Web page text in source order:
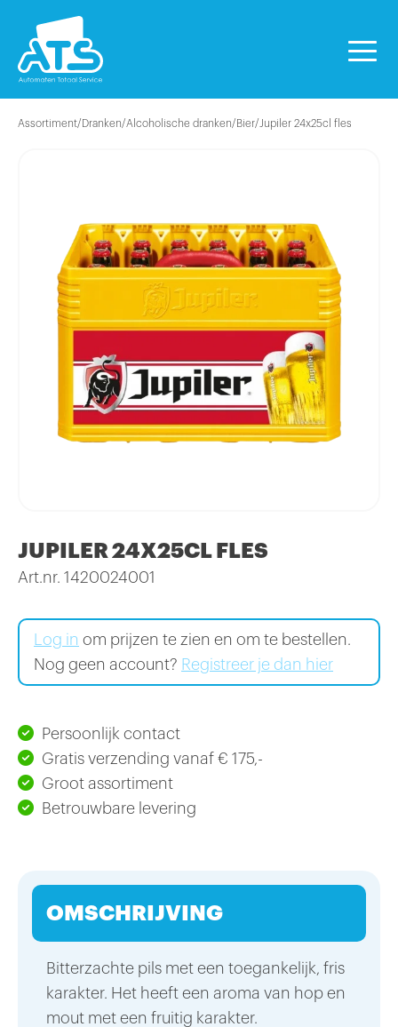
Assortiment/Dranken/Alcoholische dranken/Bier/ Jupiler 24x25cl fles
JUPILER 24X25CL FLES
Art.nr. 1420024001
Log in om prijzen te zien en om te bestellen.
Nog geen account? Registreer je dan hier
Persoonlijk contact
Gratis verzending vanaf € 175,-
Groot assortiment
Betrouwbare levering
OMSCHRIJVING
Bitterzachte pils met een toegankelijk, fris
karakter. Het heeft een aroma van hop en
mout met een fruitig karakter.